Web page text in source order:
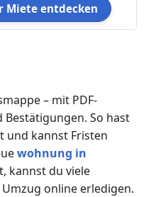
Miete entdecken
– mit PDF-
So hast
und kannst Fristen
wohnung in
kannst du viele
online erledigen.